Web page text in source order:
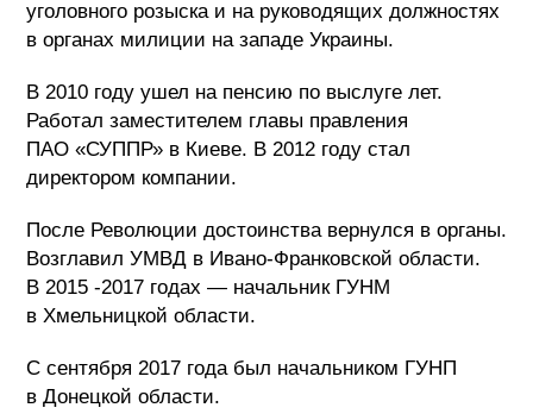
уголовного розыска и на руководящих должностях
в органах милиции на западе Украины.
В 2010 году ушел на пенсию по выслуге лет.
Работал заместителем главы правления
ПАО «СУППР» в Киеве. В 2012 году стал
директором компании.
После Революции достоинства вернулся в органы.
Возглавил УМВД в Ивано-Франковской области.
В 2015 -2017 годах — начальник ГУНМ
в Хмельницкой области.
С сентября 2017 года был начальником ГУНП
в Донецкой области.